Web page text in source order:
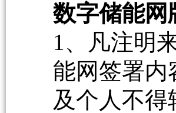
数字储能网
1、凡注明
能网签署内
及个人不